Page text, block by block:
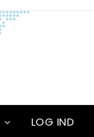
LOG IND